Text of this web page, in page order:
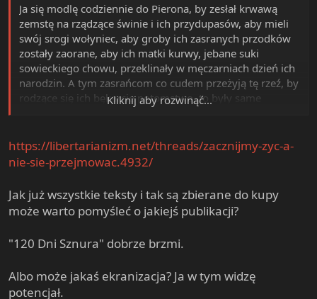
Ja się modlę codziennie do Pierona, by zesłał krwawą
zemstę na rządzące świnie i ich przydupasów, aby mieli
swój srogi wołyniec, aby groby ich zasranych przodków
zostały zaorane, aby ich matki kurwy, jebane suki
sowieckiego chowu, przeklinały w męczarniach dzień ich
narodzin. A tym zasrańcom co cudem przeżyją tę rzeź, by
rodzące się ich bękarcie potomstwo, to były same
Sławskich Ziem.
Kliknij aby rozwinąć...
https://libertarianizm.net/threads/zacznijmy-zyc-a-
nie-sie-przejmowac.4932/
Jak już wszystkie teksty i tak są zbierane do kupy
może warto pomyśleć o jakiejś publikacji?
"120 Dni Sznura" dobrze brzmi.
Albo może jakaś ekranizacja? Ja w tym widzę
potencjał.